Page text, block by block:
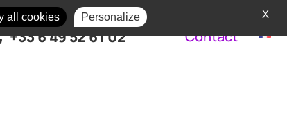
+33 6 49 52 61 02 Contact
X
all cookies Personalize